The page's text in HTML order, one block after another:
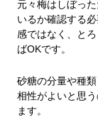
元々梅はしぼっ
いるか確認する
感ではなく、と
ばOKです。
砂糖の分量や種
相性がよいと思
ます。